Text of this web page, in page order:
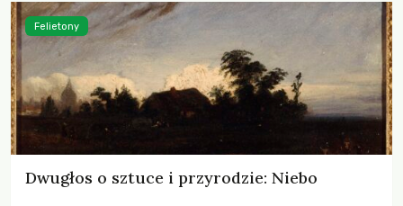
Dwugłos o sztuce i przyrodzie: Niebo
Felietony